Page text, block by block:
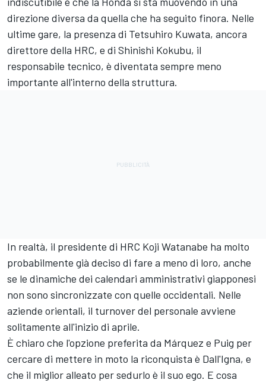
direzione diversa da quella che ha seguito finora. Nelle
ultime gare, la presenza di Tetsuhiro Kuwata, ancora
direttore della HRC, e di Shinishi Kokubu, il
responsabile tecnico, è diventata sempre meno
importante all'interno della struttura.
In realtà, il presidente di HRC Koji Watanabe ha molto
probabilmente già deciso di fare a meno di loro, anche
se le dinamiche dei calendari amministrativi giapponesi
non sono sincronizzate con quelle occidentali. Nelle
aziende orientali, il turnover del personale avviene
solitamente all'inizio di aprile.
È chiaro che l'opzione preferita da Márquez e Puig per
cercare di mettere in moto la riconquista è Dall'Igna, e
che il miglior alleato per sedurlo è il suo ego. E cosa